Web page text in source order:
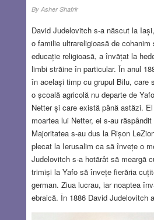
By Asher Shafrir
David Judelovitch s-a născut la
o familie ultrareligioasă de
educație religioasă, a învățat la
limbi străine în particular. În anul
în același timp cu grupul Bilu, care
o școală agricolă nu departe de
Netter și care există până astăzi.
moartea lui Netter, ei s-au
Majoritatea s-au dus la Rișon
plecat la Ierusalim ca să învețe o
Judelovitch s-a hotărât să meargă
trimiși la Yafo să învețe fierăria
german. Ziua lucrau, iar noaptea
ebraică. În 1886 David Judelovitch
a lucra în noua sa meserie și în